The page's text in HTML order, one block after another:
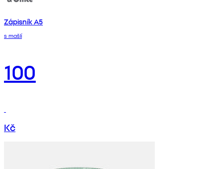
Zápisník A5
s mašlí
100
Kč